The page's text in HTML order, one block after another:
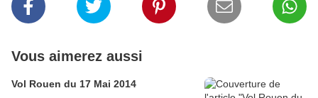
Vous aimerez aussi
Vol Rouen du 17 Mai 2014